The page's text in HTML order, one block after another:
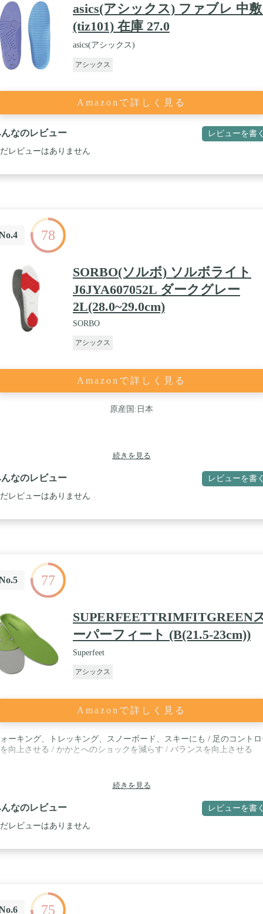
asics(アシックス) ファブレ 中
(tiz101) 在庫 27.0
asics(アシックス)
アシックス
Amazonで詳しく見る
なのレビュー レビューを書
レビューはありません
78
SORBO(ソルボ) ソルボライト
J6JYA607052L ダークグレー
2L(28.0~29.0cm)
SORBO
アシックス
Amazonで詳しく見る
原産国:日本
続きを見る
なのレビュー レビューを書
レビューはありません
77
SUPERFEETTRIMFITGREEN
ーパーフィート (B(21.5-23cm))
Superfeet
アシックス
Amazonで詳しく見る
ーキング、トレッキング、スノーボード、スキーにも / 足のコント
向上させる / かかとへのショックを減らす / バランスを向上させる
続きを見る
なのレビュー レビューを書
レビューはありません
75